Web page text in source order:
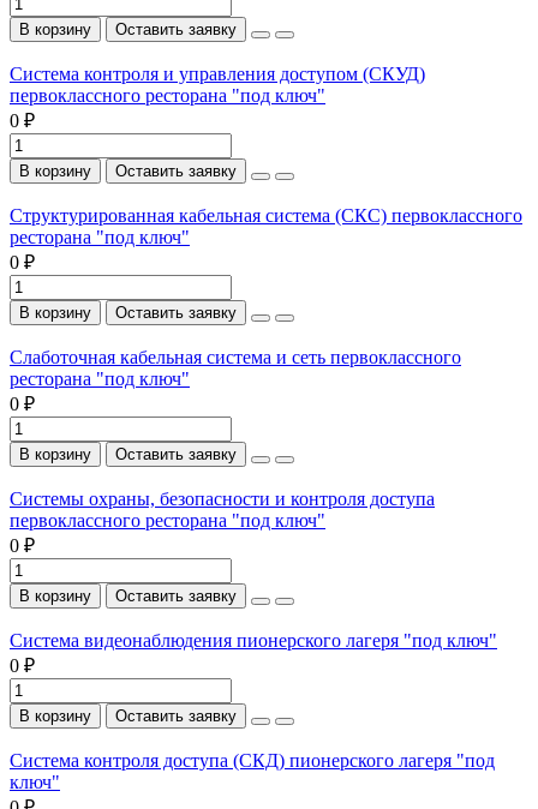
В корзину Оставить заявку
Система контроля и управления доступом (СКУД)
первоклассного ресторана "под ключ"
0 ₽
В корзину Оставить заявку
Структурированная кабельная система (СКС) первоклассного
ресторана "под ключ"
0 ₽
В корзину Оставить заявку
Слаботочная кабельная система и сеть первоклассного
ресторана "под ключ"
0 ₽
В корзину Оставить заявку
Системы охраны, безопасности и контроля доступа
первоклассного ресторана "под ключ"
0 ₽
В корзину Оставить заявку
Система видеонаблюдения пионерского лагеря "под ключ"
0 ₽
В корзину Оставить заявку
Система контроля доступа (СКД) пионерского лагеря "под
ключ"